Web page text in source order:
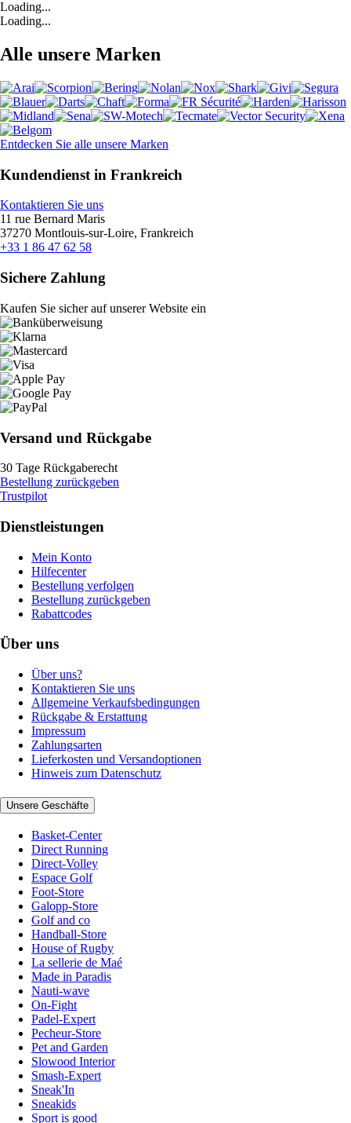
Loading...
Loading...
Alle unsere Marken
Entdecken Sie alle unsere Marken
Kundendienst in Frankreich
Kontaktieren Sie uns
11 rue Bernard Maris
37270 Montlouis-sur-Loire, Frankreich
+33 1 86 47 62 58
Sichere Zahlung
Kaufen Sie sicher auf unserer Website ein
Versand und Rückgabe
30 Tage Rückgaberecht
Bestellung zurückgeben
Trustpilot
Dienstleistungen
Mein Konto
Hilfecenter
Bestellung verfolgen
Bestellung zurückgeben
Rabattcodes
Über uns
Über uns?
Kontaktieren Sie uns
Allgemeine Verkaufsbedingungen
Rückgabe & Erstattung
Impressum
Zahlungsarten
Lieferkosten und Versandoptionen
Hinweis zum Datenschutz
Unsere Geschäfte
Basket-Center
Direct Running
Direct-Volley
Espace Golf
Foot-Store
Galopp-Store
Golf and co
Handball-Store
House of Rugby
La sellerie de Maé
Made in Paradis
Nauti-wave
On-Fight
Padel-Expert
Pecheur-Store
Pet and Garden
Slowood Interior
Smash-Expert
Sneak'In
Sneakids
Sport is good